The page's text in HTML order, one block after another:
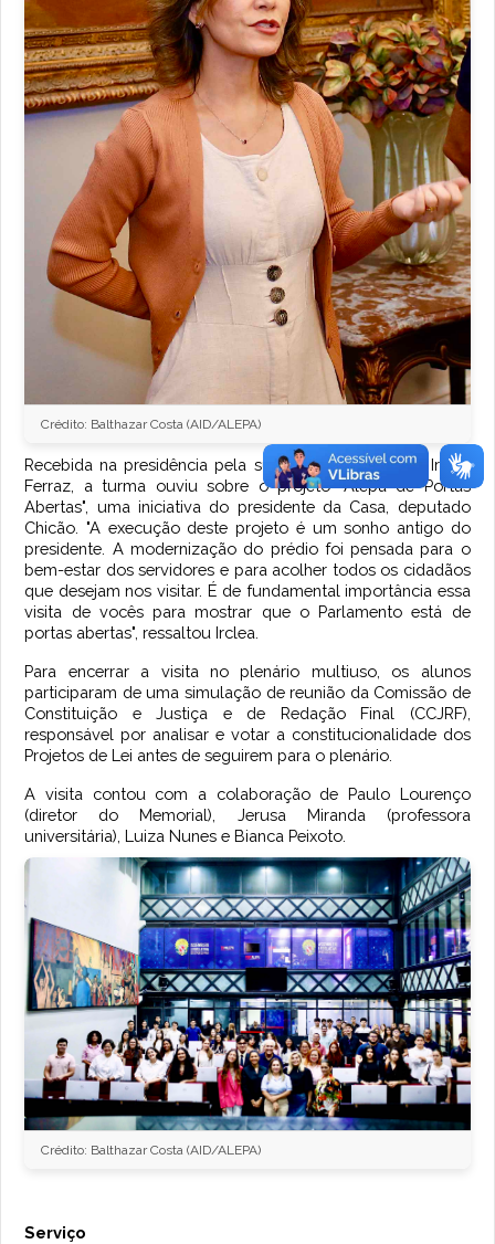
Crédito: Balthazar Costa (AID/ALEPA)
Recebida na presidência pela subchefe de Gabinete, Irclea
Ferraz, a turma ouviu sobre o projeto "Alepa de Portas
Abertas", uma iniciativa do presidente da Casa, deputado
Chicão. "A execução deste projeto é um sonho antigo do
presidente. A modernização do prédio foi pensada para o
bem-estar dos servidores e para acolher todos os cidadãos
que desejam nos visitar. É de fundamental importância essa
visita de vocês para mostrar que o Parlamento está de
portas abertas", ressaltou Irclea.
Para encerrar a visita no plenário multiuso, os alunos
participaram de uma simulação de reunião da Comissão de
Constituição e Justiça e de Redação Final (CCJRF),
responsável por analisar e votar a constitucionalidade dos
Projetos de Lei antes de seguirem para o plenário.
A visita contou com a colaboração de Paulo Lourenço
(diretor do Memorial), Jerusa Miranda (professora
universitária), Luiza Nunes e Bianca Peixoto.
Crédito: Balthazar Costa (AID/ALEPA)
Serviço